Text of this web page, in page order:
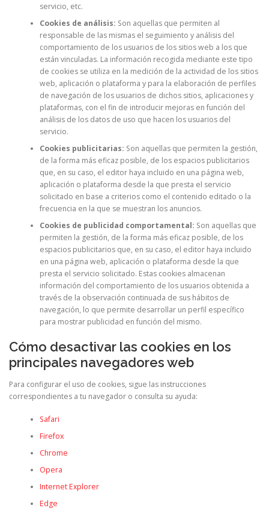
servicio, etc.
Cookies de análisis: Son aquellas que permiten al
responsable de las mismas el seguimiento y análisis del
comportamiento de los usuarios de los sitios web a los que
están vinculadas. La información recogida mediante este tipo
de cookies se utiliza en la medición de la actividad de los sitios
web, aplicación o plataforma y para la elaboración de perfiles
de navegación de los usuarios de dichos sitios, aplicaciones y
plataformas, con el fin de introducir mejoras en función del
análisis de los datos de uso que hacen los usuarios del
servicio.
Cookies publicitarias: Son aquellas que permiten la gestión,
de la forma más eficaz posible, de los espacios publicitarios
que, en su caso, el editor haya incluido en una página web,
aplicación o plataforma desde la que presta el servicio
solicitado en base a criterios como el contenido editado o la
frecuencia en la que se muestran los anuncios.
Cookies de publicidad comportamental: Son aquellas que
permiten la gestión, de la forma más eficaz posible, de los
espacios publicitarios que, en su caso, el editor haya incluido
en una página web, aplicación o plataforma desde la que
presta el servicio solicitado. Estas cookies almacenan
información del comportamiento de los usuarios obtenida a
través de la observación continuada de sus hábitos de
navegación, lo que permite desarrollar un perfil específico
para mostrar publicidad en función del mismo.
Cómo desactivar las cookies en los
principales navegadores web
Para configurar el uso de cookies, sigue las instrucciones
correspondientes a tu navegador o consulta su ayuda:
Safari
Firefox
Chrome
Opera
Internet Explorer
Edge